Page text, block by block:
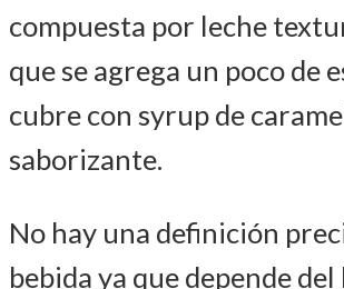
compuesta por leche
que se agrega un poco de
cubre con syrup de
saborizante.
No hay una definición
bebida ya que depende